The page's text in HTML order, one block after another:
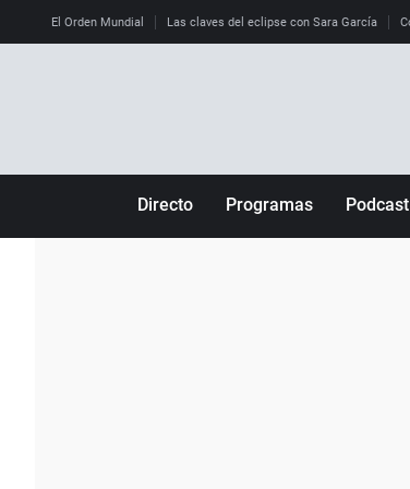
El Orden Mundial Las claves del eclipse con Sara García
Directo Programas Podcast